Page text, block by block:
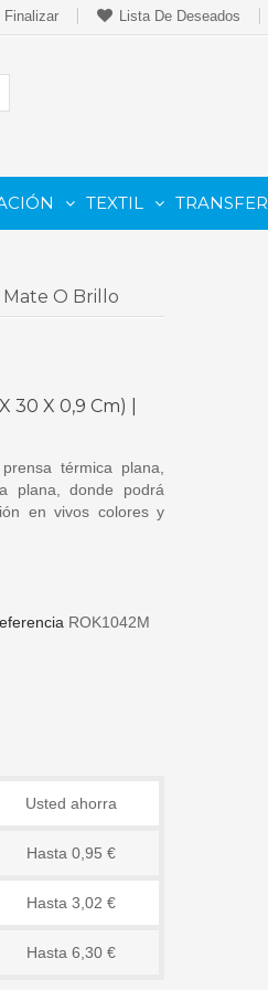
Finalizar Lista De Deseados
TEXTIL TRANSFER
Mate O Brillo
30 X 0,9 Cm) |
térmica plana,
plana, donde podrá
en vivos colores y
ROK1042M
Usted ahorra
Hasta 0,95 €
Hasta 3,02 €
Hasta 6,30 €